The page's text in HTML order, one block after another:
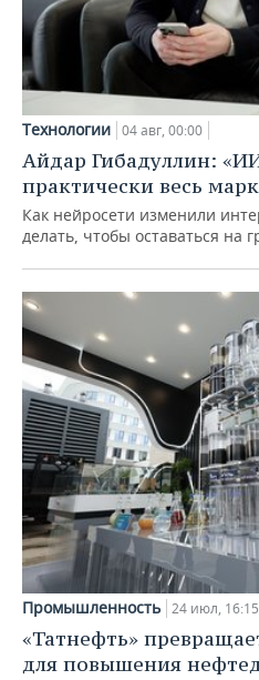
Технологии 04 авг, 00:00
Айдар Гибадуллин:
практически весь
Как нейросети изменили
делать, чтобы оставаться на
Промышленность 24 июл, 16:15
«Татнефть»
для повышения